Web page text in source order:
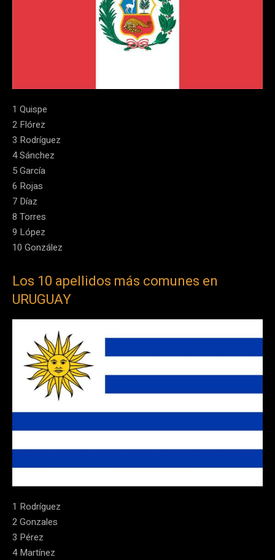
1 Quispe
2 Flórez
3 Rodríguez
4 Sánchez
5 García
6 Rojas
7 Díaz
8 Torres
9 López
10 González
Los 10 apellidos más comunes en
URUGUAY
1 Rodríguez
2 Gonzales
3 Pérez
4 Martínez